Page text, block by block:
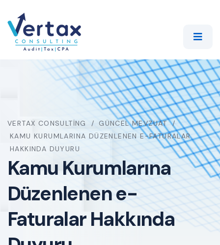
VERTAX CONSULTING
GÜNCEL MEVZUAT
KAMU KURUMLARINA DÜZENLENEN E-FATURALAR
HAKKINDA DUYURU
Kamu Kurumlarına
Düzenlenen e-
Faturalar Hakkında